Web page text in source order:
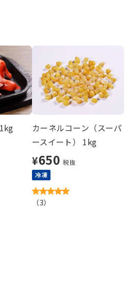
カーネルコーン（スーパ
ースイート） 1kg
¥650 税抜
冷凍
（3）